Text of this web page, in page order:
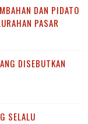
DAN PIDATO
PASAR
DISEBUTKAN
SELALU